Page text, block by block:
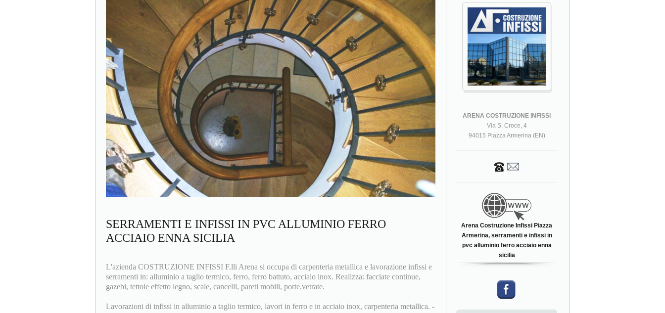
SERRAMENTI E INFISSI IN PVC ALLUMINIO FERRO
ACCIAIO ENNA SICILIA
L'azienda COSTRUZIONE INFISSI F.lli Arena si occupa di carpenteria metallica e lavorazione infissi e
serramenti in: alluminio a taglio termico, ferro, ferro battuto, acciaio inox. Realizza: facciate continue,
gazebi, tettoie effetto legno, scale, cancelli, pareti mobili, porte,vetrate.
Lavorazioni di infissi in alluminio a taglio termico, lavori in ferro e in acciaio inox, carpenteria metallica. -
ARENA COSTRUZIONE INFISSI
Via S. Croce, 4
94015 Piazza Armerina (EN)
Arena Costruzione Infissi Piazza
Armerina, serramenti e infissi in
pvc alluminio ferro acciaio enna
sicilia